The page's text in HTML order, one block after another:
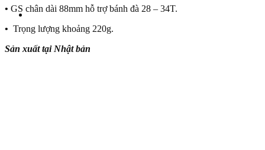
• GS chân dài 88mm hỗ trợ bánh đà 28 – 34T.
• Trọng lượng khoảng 220g.
Sản xuất tại Nhật bản